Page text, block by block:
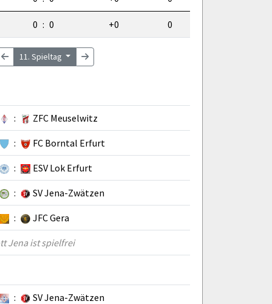
0 : 0 +0 0
11. Spieltag
: ZFC Meuselwitz
: FC Borntal Erfurt
: ESV Lok Erfurt
: SV Jena-Zwätzen
: JFC Gera
Jena ist spielfrei
: SV Jena-Zwätzen